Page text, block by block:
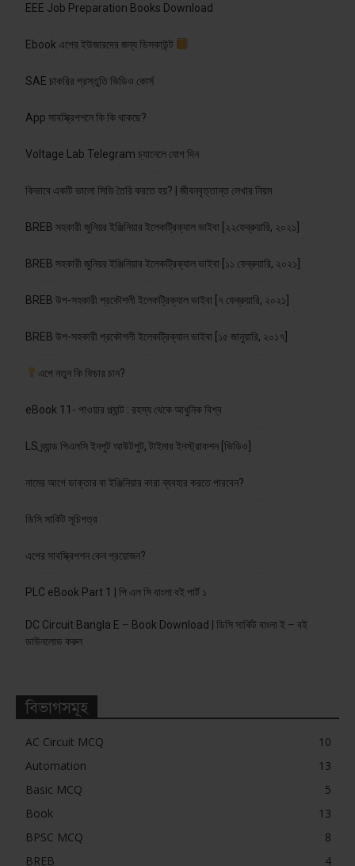
EEE Job Preparation Books Download
Ebook এপের ইউজারদের জন্য ডিসকাউন্ট
SAE চাকরির প্রস্তুতি ভিডিও কোর্স
App সাবস্ক্রিপশনে কি কি থাকছে?
Voltage Lab Telegram চ্যানেলে যোগ দিন
কিভাবে একটি ভালো সিভি তৈরি করতে হয়? | জীবনবৃত্তান্ত লেখার নিয়ম
BREB সহকারী জুনিয়র ইঞ্জিনিয়ার ইলেকট্রিক্যাল ভাইবা [২২ফেব্রুয়ারি, ২০২১]
BREB সহকারী জুনিয়র ইঞ্জিনিয়ার ইলেকট্রিক্যাল ভাইবা [১১ ফেব্রুয়ারি, ২০২১]
BREB উপ-সহকারী প্রকৌশলী ইলেকট্রিক্যাল ভাইবা [৭ ফেব্রুয়ারি, ২০২১]
BREB উপ-সহকারী প্রকৌশলী ইলেকট্রিক্যাল ভাইবা [১৫ জানুয়ারি, ২০১৭]
এপে নতুন কি ফিচার চান?
eBook 11- পাওয়ার প্ল্যান্ট : রহস্য থেকে আধুনিক বিশ্ব
LS ব্র্যান্ড পিএলসি ইনপুট আউটপুট, টাইমার ইনস্ট্রাকশন [ভিডিও]
নামের আগে ডাক্তার বা ইঞ্জিনিয়ার কারা ব্যবহার করতে পারবেন?
ডিসি সার্কিট সূচিপত্র
এপের সাবস্ক্রিপশন কেন প্রয়োজন?
PLC eBook Part 1 | পি এল সি বাংলা বই পার্ট ১
DC Circuit Bangla E – Book Download | ডিসি সার্কিট বাংলা ই – বই
ডাউনলোড করুন
বিভাগসমূহ
AC Circuit MCQ
10
Automation
13
Basic MCQ
5
Book
13
BPSC MCQ
8
BREB
4